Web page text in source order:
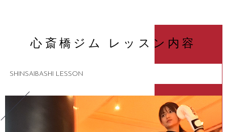
心斎橋ジム レッスン内容
SHINSAIBASHI LESSON